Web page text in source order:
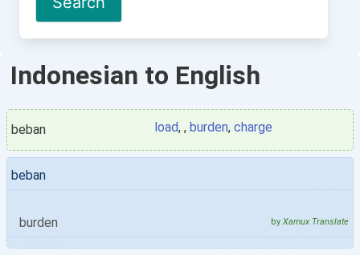
Indonesian to English
beban load, , burden, charge
beban
burden by Xamux Translate